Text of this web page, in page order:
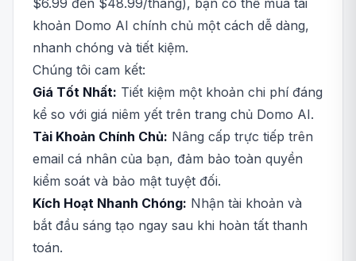
$6.99 đến $48.99/tháng), bạn có thể mua tài
khoản Domo AI chính chủ một cách dễ dàng,
nhanh chóng và tiết kiệm.
Chúng tôi cam kết:
Giá Tốt Nhất: Tiết kiệm một khoản chi phí đáng
kể so với giá niêm yết trên trang chủ Domo AI.
Tài Khoản Chính Chủ: Nâng cấp trực tiếp trên
email cá nhân của bạn, đảm bảo toàn quyền
kiểm soát và bảo mật tuyệt đối.
Kích Hoạt Nhanh Chóng: Nhận tài khoản và
bắt đầu sáng tạo ngay sau khi hoàn tất thanh
toán.